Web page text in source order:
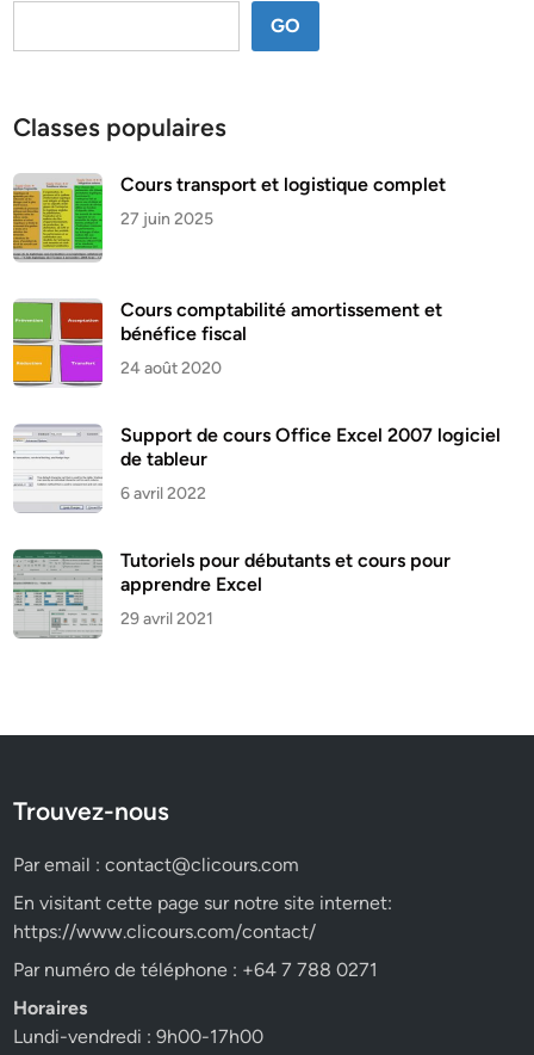
GO
Classes populaires
Cours transport et logistique complet
27 juin 2025
Cours comptabilité amortissement et
bénéfice fiscal
24 août 2020
Support de cours Office Excel 2007 logiciel
de tableur
6 avril 2022
Tutoriels pour débutants et cours pour
apprendre Excel
29 avril 2021
Trouvez-nous
Par email :contact@clicours.com
En visitant cette page sur notre site internet:
https://www.clicours.com/contact/
Par numéro de téléphone : +64 7 788 0271
Horaires
Lundi-vendredi : 9h00-17h00